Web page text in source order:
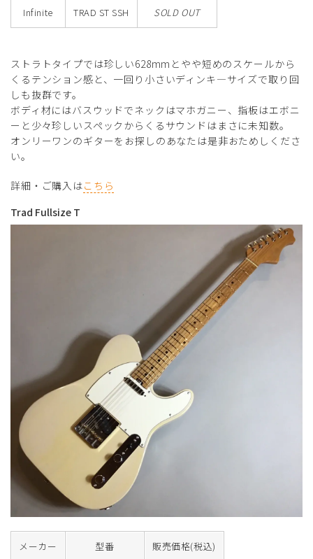
Infinite TRAD ST SSH SOLD OUT
ストラトタイプでは珍しい628mmとやや短めのスケールから
くるテンション感と、一回り小さいディンキ―サイズで取り回
しも抜群です。
ボディ材にはバスウッドでネックはマホガニー、指板はエボニ
ーと少々珍しいスペックからくるサウンドはまさに未知数。
オンリーワンのギターをお探しのあなたは是非おためしくださ
い。
詳細・ご購入はこちら
Trad Fullsize T
メーカー 型番 販売価格(税込)